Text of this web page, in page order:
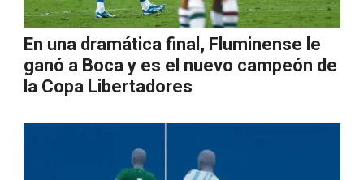
En una dramática final, Fluminense le
ganó a Boca y es el nuevo campeón de
la Copa Libertadores